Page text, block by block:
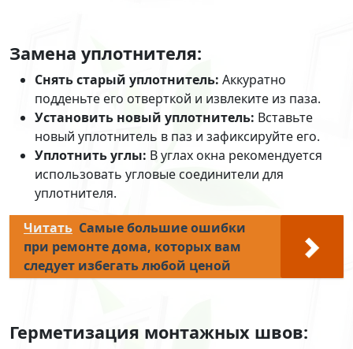
Замена уплотнителя:
Снять старый уплотнитель: Аккуратно
подденьте его отверткой и извлеките из паза.
Установить новый уплотнитель: Вставьте
новый уплотнитель в паз и зафиксируйте его.
Уплотнить углы: В углах окна рекомендуется
использовать угловые соединители для
уплотнителя.
Читать Самые большие ошибки
при ремонте дома, которых вам
следует избегать любой ценой
Герметизация монтажных швов: